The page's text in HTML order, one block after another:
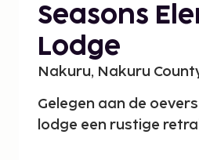
Seasons
Lodge
Nakuru, Nakuru
Gelegen aan de
lodge een rustige